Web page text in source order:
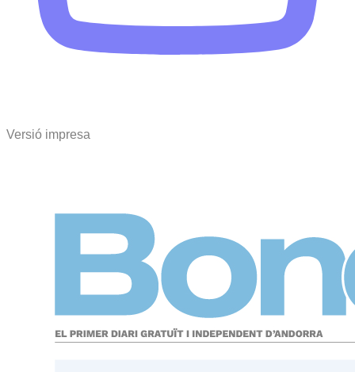
Versió impresa